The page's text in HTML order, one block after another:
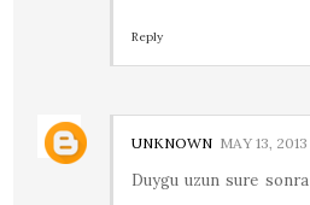
Reply
UNKNOWN MAY 13,
Duygu uzun sure